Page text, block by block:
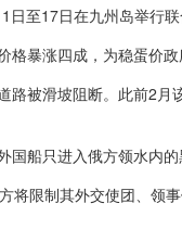
至17日在九州岛举行联
暴涨四成，为稳蛋价
被滑坡阻断。此前2
船只进入俄方领水内的
限制其外交使团、领